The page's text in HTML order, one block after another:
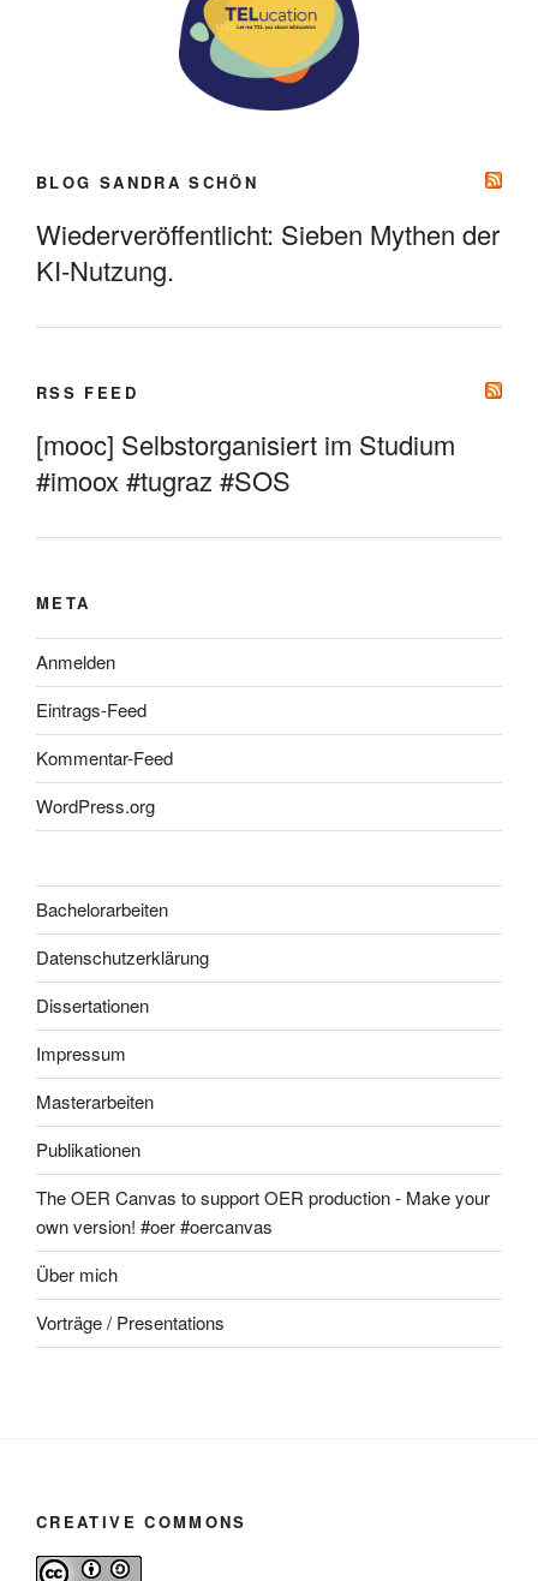
BLOG SANDRA SCHÖN
Wiederveröffentlicht: Sieben Mythen der
KI-Nutzung.
RSS FEED
[mooc] Selbstorganisiert im Studium
#imoox #tugraz #SOS
META
Anmelden
Eintrags-Feed
Kommentar-Feed
WordPress.org
Bachelorarbeiten
Datenschutzerklärung
Dissertationen
Impressum
Masterarbeiten
Publikationen
The OER Canvas to support OER production - Make your
own version! #oer #oercanvas
Über mich
Vorträge / Presentations
CREATIVE COMMONS